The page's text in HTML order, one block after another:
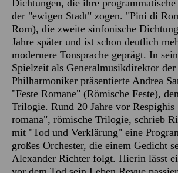
Dichtungen, die ihre
der "ewigen Stadt" zogen. "Pini di
Rom), die zweite sinfonische
Jahre später und ist schon deutlich
modernere Tonsprache geprägt. In
Spielzeit als Generalmusikdirektor der
Philharmoniker präsentierte Andrea
"Feste Romane" (Römische Feste),
Trilogie. Rund 20 Jahre vor
romana", römische Trilogie, schrieb
mit "Tod und Verklärung" eine
großes Orchester, die einem Gedicht
Alexander Richter folgt. Hierin lässt